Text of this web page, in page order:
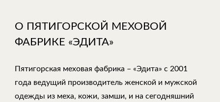
О ПЯТИГОРСКОЙ МЕХОВОЙ
ФАБРИКЕ «ЭДИТА»
Пятигорская меховая фабрика – «Эдита» с 2001
года ведущий производитель женской и мужской
одежды из меха, кожи, замши, и на сегодняшний